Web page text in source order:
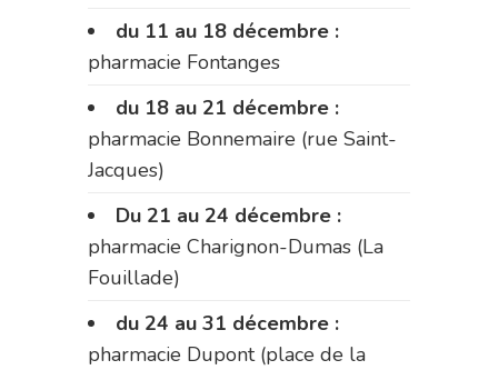
du 11 au 18 décembre :
pharmacie Fontanges
du 18 au 21 décembre :
pharmacie Bonnemaire (rue Saint-
Jacques)
Du 21 au 24 décembre :
pharmacie Charignon-Dumas (La
Fouillade)
du 24 au 31 décembre :
pharmacie Dupont (place de la